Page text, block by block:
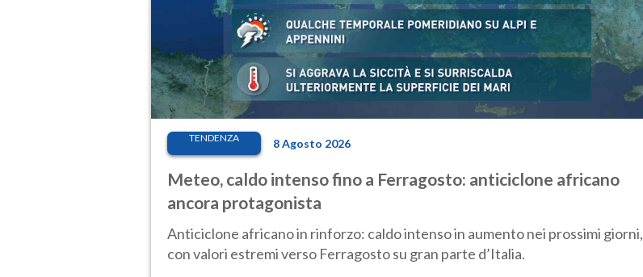
TENDENZA 8 Agosto 2026
Meteo, caldo intenso fino a Ferragosto: anticiclone africano
ancora protagonista
Anticiclone africano in rinforzo: caldo intenso in aumento nei prossimi giorni,
con valori estremi verso Ferragosto su gran parte d’Italia.